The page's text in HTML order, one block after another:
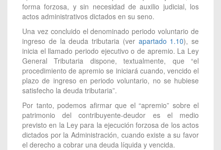
forma forzosa, y sin necesidad de auxilio judicial, los
actos administrativos dictados en su seno.
Una vez concluido el denominado periodo voluntario de
ingreso de la deuda tributaria (ver apartado 1.10), se
inicia el llamado periodo ejecutivo o de apremio. La Ley
General Tributaria dispone, textualmente, que “el
procedimiento de apremio se iniciará cuando, vencido el
plazo de ingreso en periodo voluntario, no se hubiese
satisfecho la deuda tributaria”.
Por tanto, podemos afirmar que el “apremio” sobre el
patrimonio del contribuyente-deudor es el medio
previsto en la Ley para la ejecución forzosa de los actos
dictados por la Administración, cuando existe a su favor
el derecho a cobrar una deuda líquida y vencida.